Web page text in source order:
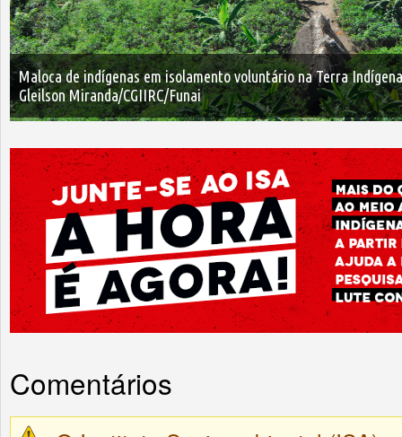
Maloca de indígenas em isolamento voluntário na Terra
Gleilson Miranda/CGIIRC/Funai
Comentários